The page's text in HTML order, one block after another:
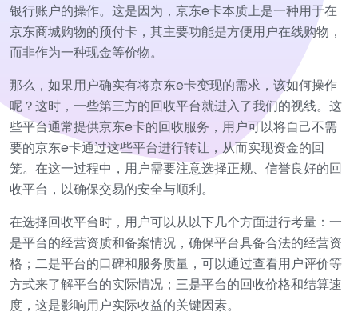
银行账户的操作。这是因为，京东e卡本质上是一种用于在
京东商城购物的预付卡，其主要功能是方便用户在线购物，
而非作为一种现金等价物。
那么，如果用户确实有将京东e卡变现的需求，该如何操作
呢？这时，一些第三方的回收平台就进入了我们的视线。这
些平台通常提供京东e卡的回收服务，用户可以将自己不需
要的京东e卡通过这些平台进行转让，从而实现资金的回
笼。在这一过程中，用户需要注意选择正规、信誉良好的回
收平台，以确保交易的安全与顺利。
在选择回收平台时，用户可以从以下几个方面进行考量：一
是平台的经营资质和备案情况，确保平台具备合法的经营资
格；二是平台的口碑和服务质量，可以通过查看用户评价等
方式来了解平台的实际情况；三是平台的回收价格和结算速
度，这是影响用户实际收益的关键因素。